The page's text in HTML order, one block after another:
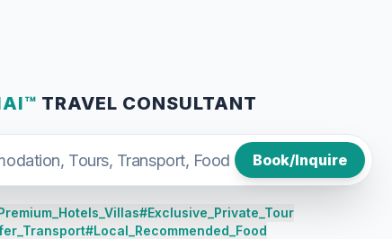
TRAVEL CONSULTANT
Book/Inquire
#Exclusive_Private_Tour
#Local_Recommended_Food